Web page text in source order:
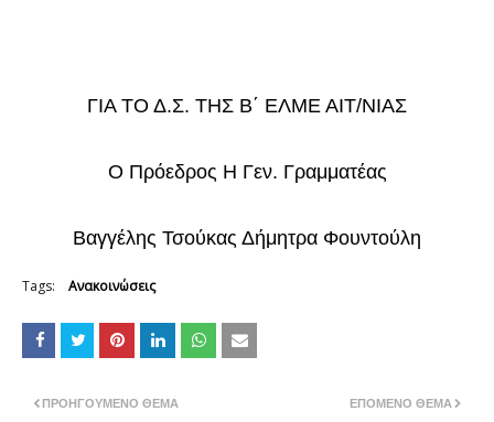
ΓΙΑ ΤΟ Δ.Σ. ΤΗΣ Β΄ ΕΛΜΕ ΑΙΤ/ΝΙΑΣ
Ο Πρόεδρος Η Γεν. Γραμματέας
Βαγγέλης Τσούκας Δήμητρα Φουντούλη
Tags: Ανακοινώσεις
ΕΠΌΜΕΝΟ ΘΈΜΑ
ΠΡΟΗΓΟΎΜΕΝΟ ΘΈΜΑ